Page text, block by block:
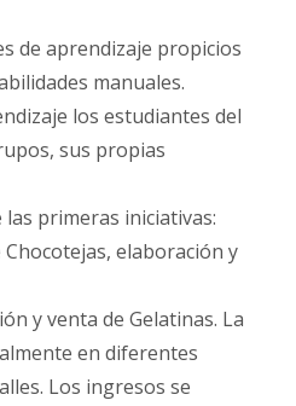
de aprendizaje propicios
manuales.
los estudiantes del
sus propias
primeras iniciativas:
elaboración y
y venta de Gelatinas. La
en diferentes
Los ingresos se